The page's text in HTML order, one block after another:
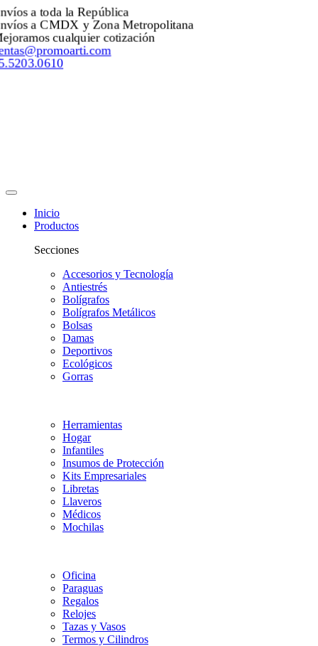
a toda la República
a CMDX y Zona Metropolitana
cualquier cotización
Inicio
Productos
Secciones
Accesorios y Tecnología
Antiestrés
Bolígrafos
Bolígrafos Metálicos
Bolsas
Damas
Deportivos
Ecológicos
Gorras
Herramientas
Hogar
Infantiles
Insumos de Protección
Kits Empresariales
Libretas
Llaveros
Médicos
Mochilas
Oficina
Paraguas
Regalos
Relojes
Tazas y Vasos
Termos y Cilindros